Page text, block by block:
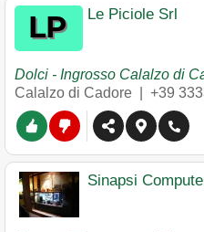
Le Piciole Srl
Dolci - Ingrosso Calalzo di
Calalzo di Cadore
+39
Sinapsi